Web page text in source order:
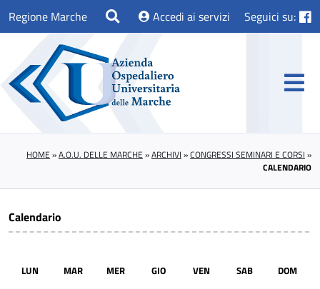
Regione Marche Accedi ai servizi Seguici su:
HOME »A.O.U. DELLE MARCHE »ARCHIVI »CONGRESSI SEMINARI E CORSI »
CALENDARIO
Calendario
LUN MAR MER GIO VEN SAB DOM